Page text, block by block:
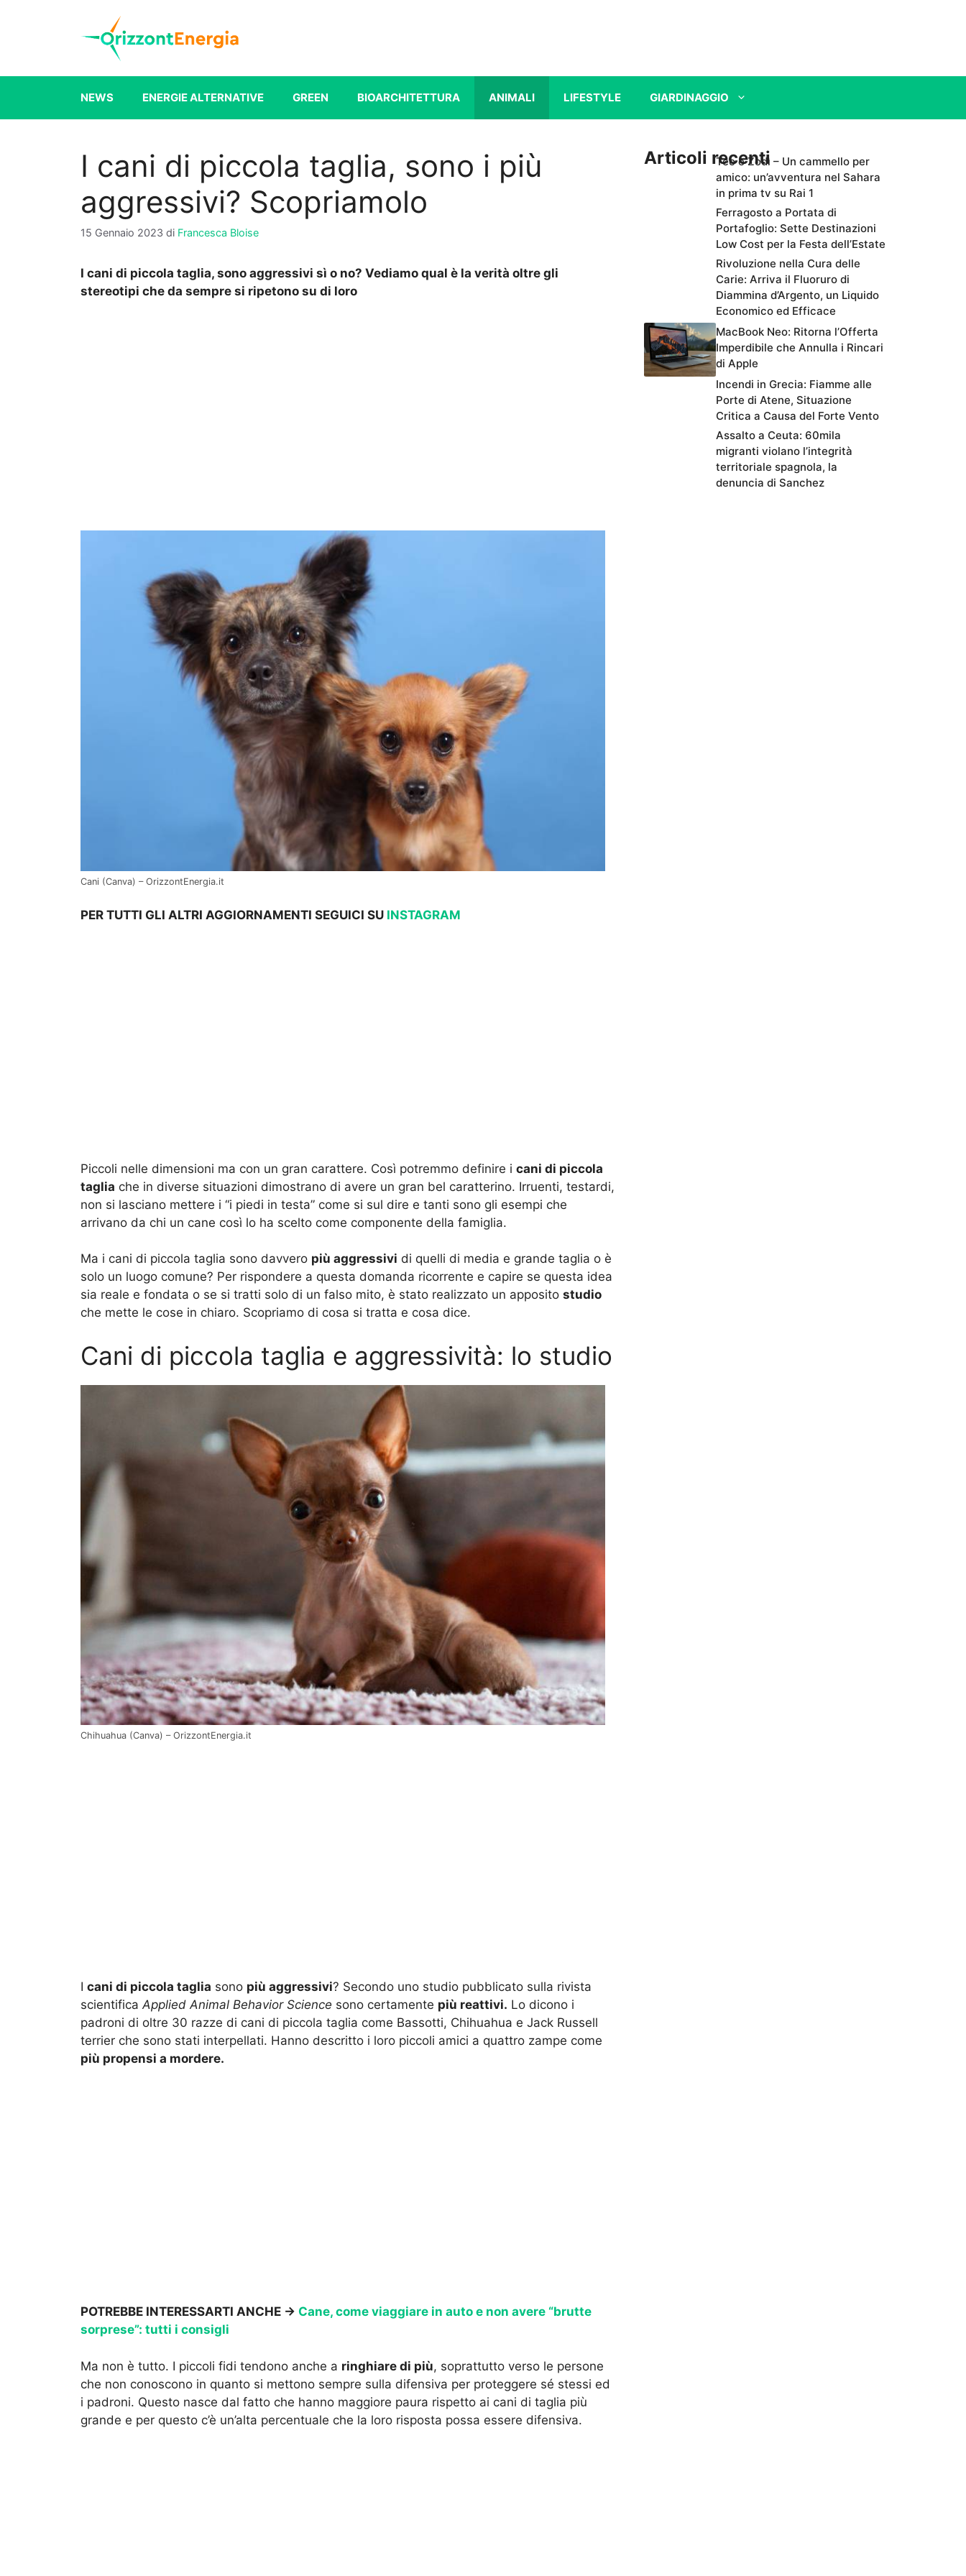
NEWS ENERGIE ALTERNATIVE GREEN BIOARCHITETTURA ANIMALI LIFESTYLE GIARDINAGGIO
I cani di piccola taglia, sono i più
aggressivi? Scopriamolo
15 Gennaio 2023 di Francesca Bloise
I cani di piccola taglia, sono aggressivi sì o no? Vediamo qual è la verità oltre gli
stereotipi che da sempre si ripetono su di loro
Cani (Canva) – OrizzontEnergia.it
PER TUTTI GLI ALTRI AGGIORNAMENTI SEGUICI SU INSTAGRAM
Piccoli nelle dimensioni ma con un gran carattere. Così potremmo definire i cani di piccola
taglia che in diverse situazioni dimostrano di avere un gran bel caratterino. Irruenti, testardi,
non si lasciano mettere i “i piedi in testa” come si sul dire e tanti sono gli esempi che
arrivano da chi un cane così lo ha scelto come componente della famiglia.
Ma i cani di piccola taglia sono davvero più aggressivi di quelli di media e grande taglia o è
solo un luogo comune? Per rispondere a questa domanda ricorrente e capire se questa idea
sia reale e fondata o se si tratti solo di un falso mito, è stato realizzato un apposito studio
che mette le cose in chiaro. Scopriamo di cosa si tratta e cosa dice.
Cani di piccola taglia e aggressività: lo studio
Chihuahua (Canva) – OrizzontEnergia.it
I cani di piccola taglia sono più aggressivi? Secondo uno studio pubblicato sulla rivista
scientifica Applied Animal Behavior Science sono certamente più reattivi. Lo dicono i
padroni di oltre 30 razze di cani di piccola taglia come Bassotti, Chihuahua e Jack Russell
terrier che sono stati interpellati. Hanno descritto i loro piccoli amici a quattro zampe come
più propensi a mordere.
POTREBBE INTERESSARTI ANCHE → Cane, come viaggiare in auto e non avere “brutte
sorprese”: tutti i consigli
Ma non è tutto. I piccoli fidi tendono anche a ringhiare di più, soprattutto verso le persone
che non conoscono in quanto si mettono sempre sulla difensiva per proteggere sé stessi ed
i padroni. Questo nasce dal fatto che hanno maggiore paura rispetto ai cani di taglia più
grande e per questo c’è un’alta percentuale che la loro risposta possa essere difensiva.
Articoli recentiTeo e Zodì – Un cammello per
amico: un’avventura nel Sahara
in prima tv su Rai 1
Ferragosto a Portata di
Portafoglio: Sette Destinazioni
Low Cost per la Festa dell’Estate
Rivoluzione nella Cura delle
Carie: Arriva il Fluoruro di
Diammina d’Argento, un Liquido
Economico ed Efficace
MacBook Neo: Ritorna l’Offerta
Imperdibile che Annulla i Rincari
di Apple
Incendi in Grecia: Fiamme alle
Porte di Atene, Situazione
Critica a Causa del Forte Vento
Assalto a Ceuta: 60mila
migranti violano l’integrità
territoriale spagnola, la
denuncia di Sanchez